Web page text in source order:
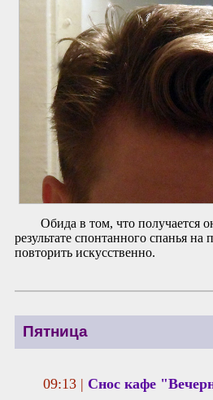
Обида в том, что получается
результате спонтанного спанья
повторить искусственно.
Пятница
09:13 | Снос кафе